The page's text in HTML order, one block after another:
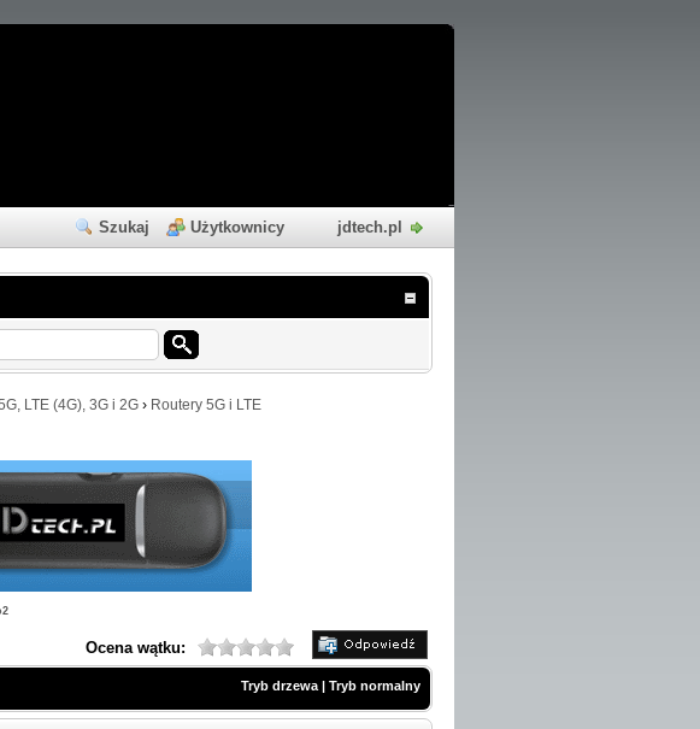
Szukaj Użytkownicy jdtech.pl
LTE (4G), 3G i 2G › Routery 5G i LTE
Ocena wątku:
Tryb drzewa | Tryb normalny